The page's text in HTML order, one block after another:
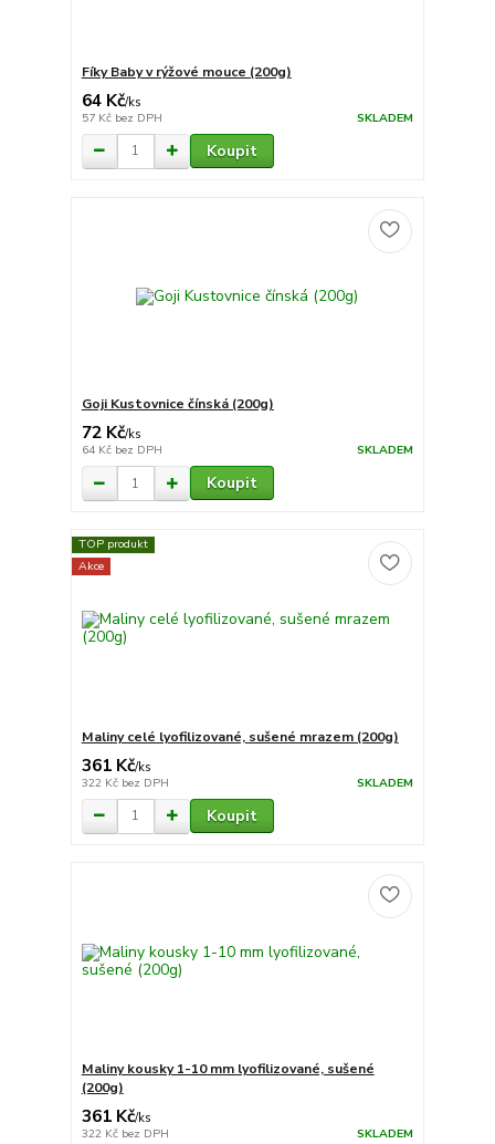
Fíky Baby v rýžové mouce (200g)
64 Kč/ks
57 Kč bez DPH SKLADEM
Koupit
Goji Kustovnice čínská (200g)
72 Kč/ks
64 Kč bez DPH SKLADEM
Koupit
TOP produkt
Akce
Maliny celé lyofilizované, sušené mrazem (200g)
361 Kč/ks
322 Kč bez DPH SKLADEM
Koupit
Maliny kousky 1-10 mm lyofilizované, sušené
(200g)
361 Kč/ks
322 Kč bez DPH SKLADEM